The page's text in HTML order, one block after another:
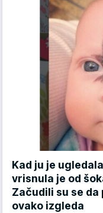
Kad ju je
vrisnula je od
Začudili su se
ovako izgleda